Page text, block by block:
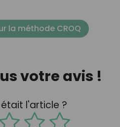
la méthode CROQ
votre avis !
l'article ?